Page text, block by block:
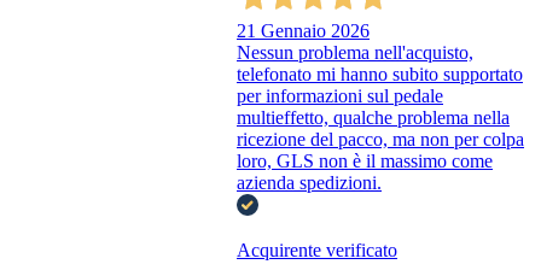
21 Gennaio 2026
Nessun problema nell'acquisto,
telefonato mi hanno subito supportato
per informazioni sul pedale
multieffetto, qualche problema nella
ricezione del pacco, ma non per colpa
loro, GLS non è il massimo come
azienda spedizioni.
Acquirente verificato